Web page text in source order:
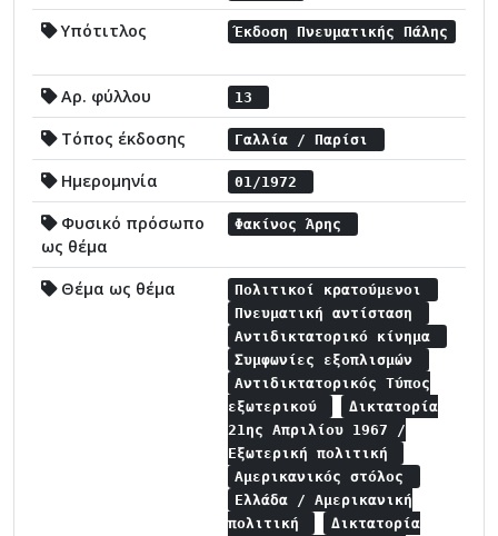
Υπότιτλος Έκδοση Πνευματικής Πάλης
Αρ. φύλλου 13
Τόπος έκδοσης Γαλλία / Παρίσι
Ημερομηνία 01/1972
Φυσικό πρόσωπο
ως θέμα
Φακίνος Άρης
Θέμα ως θέμα
Πολιτικοί κρατούμενοι
Πνευματική αντίσταση
Αντιδικτατορικό κίνημα
Συμφωνίες εξοπλισμών
Αντιδικτατορικός Τύπος
εξωτερικού
Δικτατορία
21ης Απριλίου 1967 /
Εξωτερική πολιτική
Αμερικανικός στόλος
Ελλάδα / Αμερικανική
πολιτική
Δικτατορία